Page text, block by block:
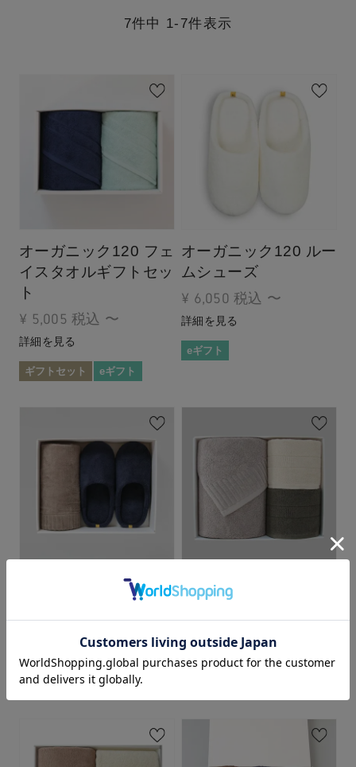
7件中 1- 7件表示
オーガニック120 フェ
イスタオルギフトセッ
ト
¥ 5,005 税込 〜
詳細を見る
ギフトセット eギフト
オーガニック120 ルー
ムシューズ
¥ 6,050 税込 〜
詳細を見る
eギフト
あったかホームギフト
ギフトセット eギフト
新生活セット
ギフトセット eギフト